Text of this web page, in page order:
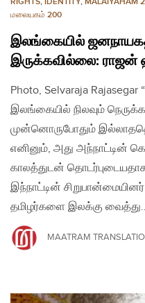
மலையகம் 200
இலங்கையில்
இருக்கவில்லை:
Photo, Selvaraja
இலங்கையில் நிலவும்
முன்னொருபோதும்
எனினும், அது அந்நாட்டின்
காலத்துடன்
இந்நாட்டின்
தமிழர்களை இலக்கு
MAATRAM